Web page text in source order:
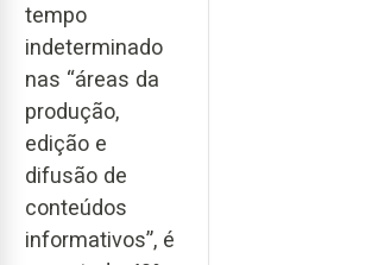
tempo
indeterminado
nas “áreas da
produção,
edição e
difusão de
conteúdos
informativos”, é